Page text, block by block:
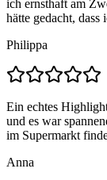
ich ernsthaft am
hätte gedacht, dass
Philippa
Ein echtes
und es war
im Supermarkt
Anna